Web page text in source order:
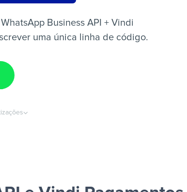
Business API + Vindi
uma única linha de código.